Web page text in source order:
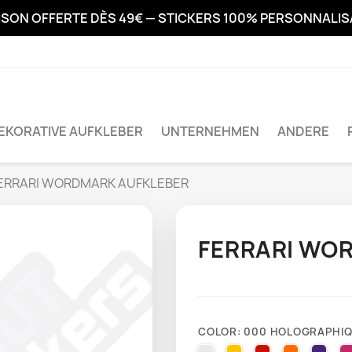
OFFERTE DÈS 49€ — STICKERS 100%
AUFKLEBER UNTERNEHMEN ANDERE
WORDMARK AUFKLEBER
FERRARI
COLOR: 000